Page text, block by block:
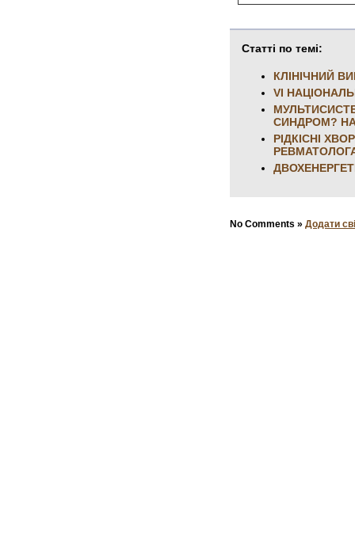
Статті по темі:
КЛІНІЧНИЙ
VI
СИНДРОМ? НА
РІДКІСНІ
No Comments » Додати